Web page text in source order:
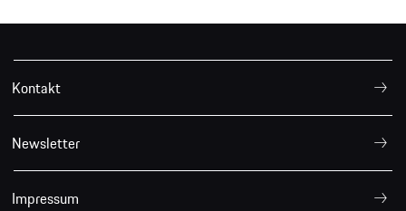
Kontakt
Newsletter
Impressum